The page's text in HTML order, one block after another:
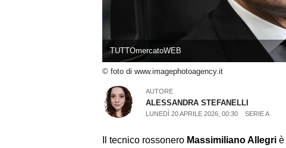
TUTTOmercatoWEB
© foto di www.imagephotoagency.it
AUTORE
ALESSANDRA STEFANELLI
LUNEDÌ 20 APRILE 2026, 00:30 SERIE A
Il tecnico rossonero Massimiliano Allegri è